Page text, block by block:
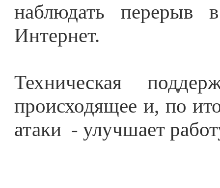
наблюдать перерыв
Интернет.
Техническая
происходящее и, по
атаки - улучшает